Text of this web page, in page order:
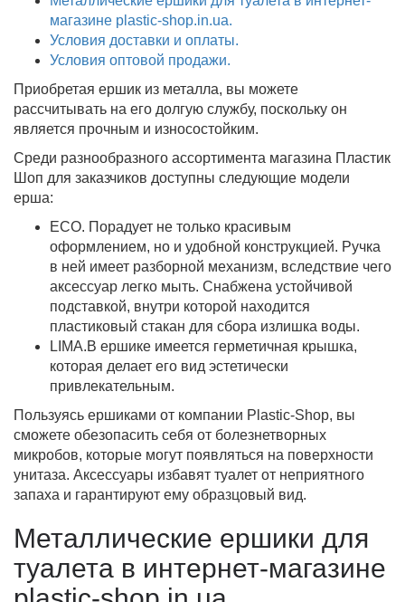
магазине plastic-shop.in.ua.
Условия доставки и оплаты.
Условия оптовой продажи.
Приобретая ершик из металла, вы можете
рассчитывать на его долгую службу, поскольку он
является прочным и износостойким.
Среди разнообразного ассортимента магазина Пластик
Шоп для заказчиков доступны следующие модели
ерша:
ECO. Порадует не только красивым
оформлением, но и удобной конструкцией. Ручка
в ней имеет разборной механизм, вследствие чего
аксессуар легко мыть. Снабжена устойчивой
подставкой, внутри которой находится
пластиковый стакан для сбора излишка воды.
LIMA.В ершике имеется герметичная крышка,
которая делает его вид эстетически
привлекательным.
Пользуясь ершиками от компании Plastic-Shop, вы
сможете обезопасить себя от болезнетворных
микробов, которые могут появляться на поверхности
унитаза. Аксессуары избавят туалет от неприятного
запаха и гарантируют ему образцовый вид.
Металлические ершики для
туалета в интернет-магазине